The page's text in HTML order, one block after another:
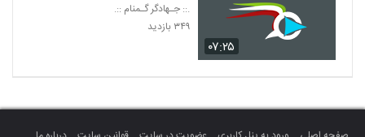
۰۷:۲۵
.:: جـهادگر گـمنام ::.
۳۴۹ بازدید